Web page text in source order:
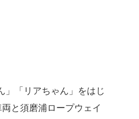
」「リアちゃん」をはじ
と須磨浦ロープウェイ